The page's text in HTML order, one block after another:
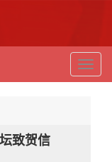
切
换
致贺信